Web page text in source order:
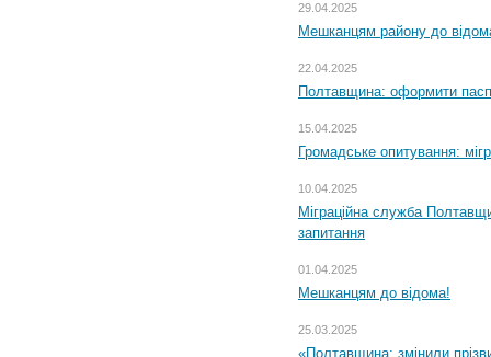
29.04.2025
Мешканцям району до
22.04.2025
Полтавщина: оформити
15.04.2025
Громадське опитування:
10.04.2025
Міграційна служба
запитання
01.04.2025
Мешканцям до відома!
25.03.2025
«Полтавщина: змінили